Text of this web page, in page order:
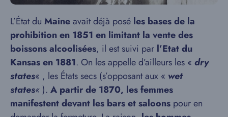
L’État du Maineavait déjà posé les bases de la
prohibition en 1851 en limitant la vente des
boissons alcoolisées, il est suivi par l’Etat du
Kansas en 1881. On les appelle d’ailleurs les « dry
states« , les États secs (s’opposant aux « wet
states« ). A partir de 1870, les femmes
manifestent devant les bars et saloons pour en